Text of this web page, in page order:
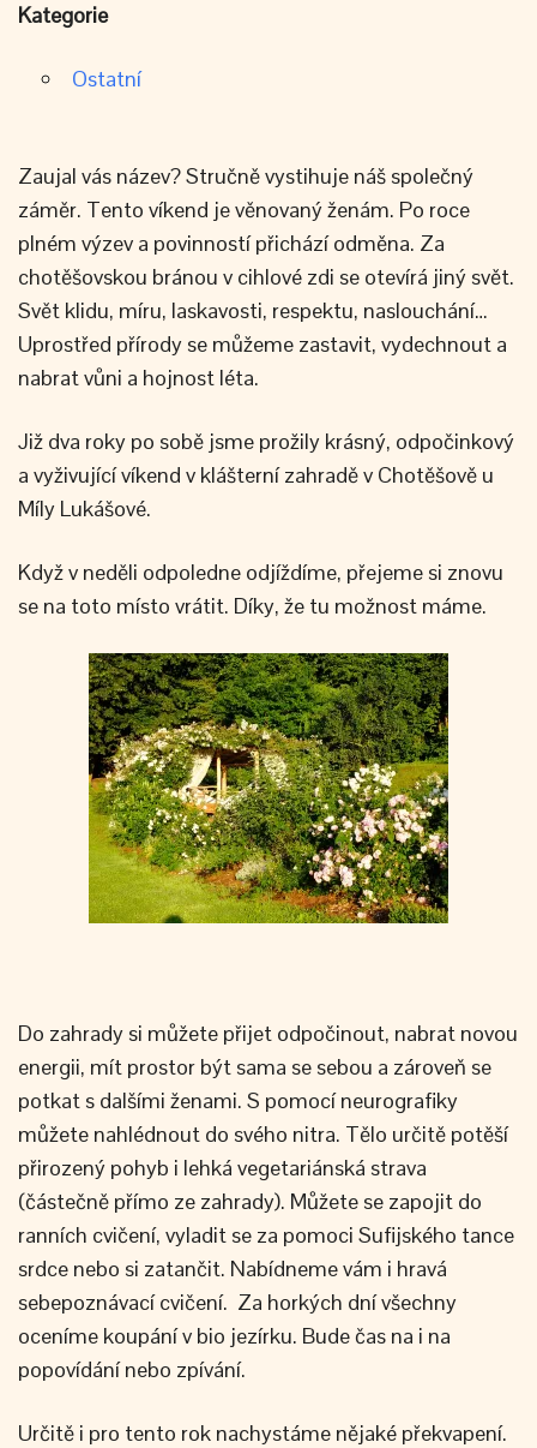
Kategorie
Ostatní
Zaujal vás název? Stručně vystihuje náš společný
záměr. Tento víkend je věnovaný ženám. Po roce
plném výzev a povinností přichází odměna. Za
chotěšovskou bránou v cihlové zdi se otevírá jiný svět.
Svět klidu, míru, laskavosti, respektu, naslouchání…
Uprostřed přírody se můžeme zastavit, vydechnout a
nabrat vůni a hojnost léta.
Již dva roky po sobě jsme prožily krásný, odpočinkový
a vyživující víkend v klášterní zahradě v Chotěšově u
Míly Lukášové.
Když v neděli odpoledne odjíždíme, přejeme si znovu
se na toto místo vrátit. Díky, že tu možnost máme.
Do zahrady si můžete přijet odpočinout, nabrat novou
energii, mít prostor být sama se sebou a zároveň se
potkat s dalšími ženami. S pomocí neurografiky
můžete nahlédnout do svého nitra. Tělo určitě potěší
přirozený pohyb i lehká vegetariánská strava
(částečně přímo ze zahrady). Můžete se zapojit do
ranních cvičení, vyladit se za pomoci Sufijského tance
srdce nebo si zatančit. Nabídneme vám i hravá
sebepoznávací cvičení. Za horkých dní všechny
oceníme koupání v bio jezírku. Bude čas na i na
popovídání nebo zpívání.
Určitě i pro tento rok nachystáme nějaké překvapení.